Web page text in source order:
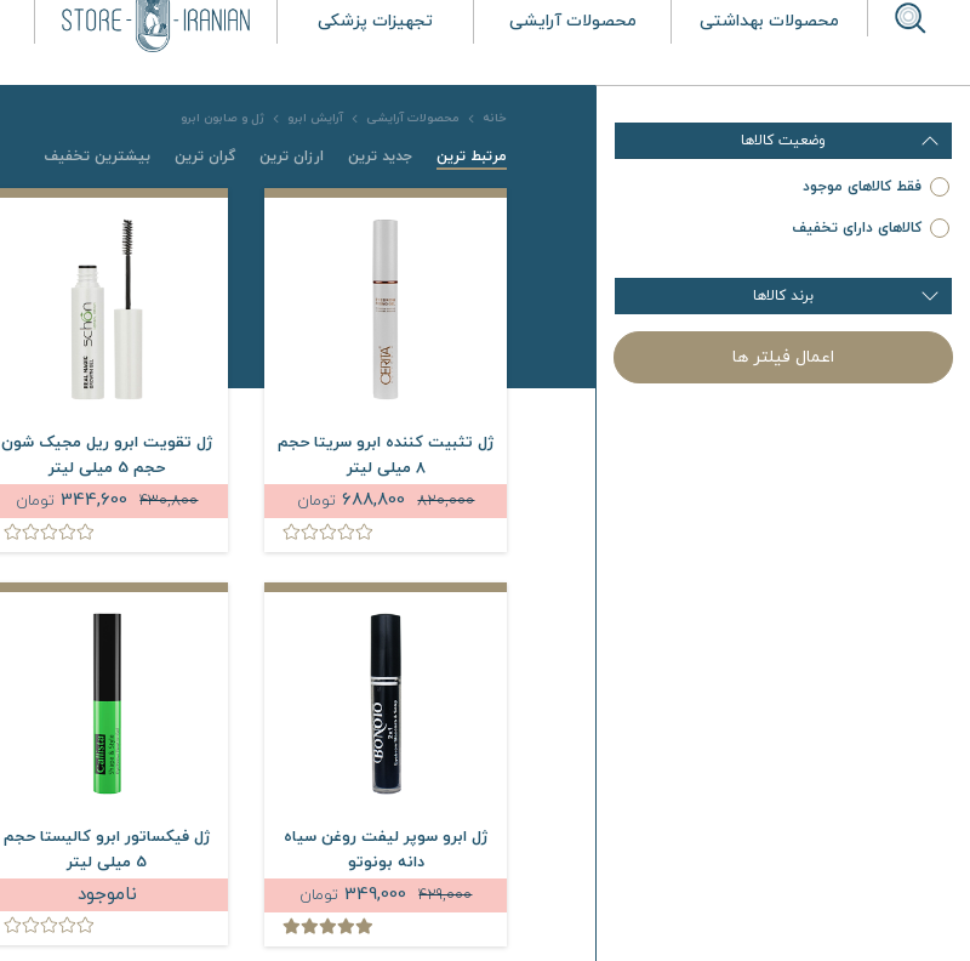
محصولات بهداشتی محصولات آرایشی تجهیزات پزشکی
وضعیت کالاها
فقط کالاهای موجود
کالاهای دارای تخفیف
برند کالاها
اعمال فیلتر ها
خانه محصولات آرایشی آرایش ابرو ژل و صابون ابرو
مرتبط ترین جدید ترین ارزان ترین گران ترین بیشترین تخفیف
ژل تثبیت کننده ابرو سریتا حجم
8 میلی لیتر
820,000
تومان
ژل تقویت ابرو ریل مجیک شون
حجم 5 میلی لیتر
430,800
تومان
ژل ابرو سوپر لیفت روغن سیاه
دانه بونوتو
429,000
تومان
ژل فیکساتور ابرو کالیستا حجم
5 میلی لیتر
ناموجود